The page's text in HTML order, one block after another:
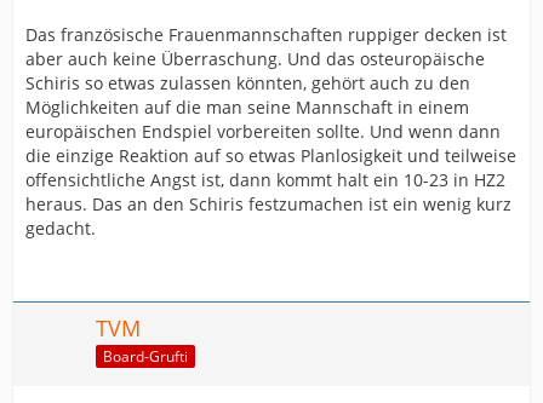
Das französische Frauenmannschaften ruppiger decken ist
aber auch keine Überraschung. Und das osteuropäische
Schiris so etwas zulassen könnten, gehört auch zu den
Möglichkeiten auf die man seine Mannschaft in einem
europäischen Endspiel vorbereiten sollte. Und wenn dann
die einzige Reaktion auf so etwas Planlosigkeit und teilweise
offensichtliche Angst ist, dann kommt halt ein 10-23 in HZ2
heraus. Das an den Schiris festzumachen ist ein wenig kurz
gedacht.
TVM
Board-Grufti